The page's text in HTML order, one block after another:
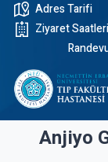
Adres Tarifi
Ziyaret
Anjiyo